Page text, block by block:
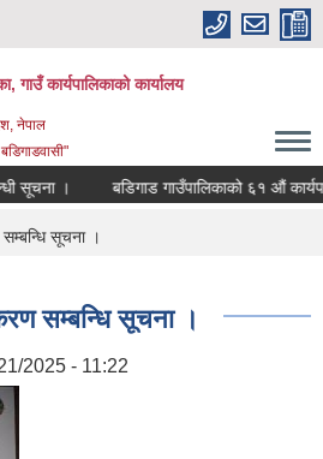
गाउँ कार्यपालिकाको कार्यालय
नेपाल
सूचना । बडिगाड गाउँपालिकाको ६१ औं
सूचना ।
सम्बन्धि सूचना ।
2025 - 11:22